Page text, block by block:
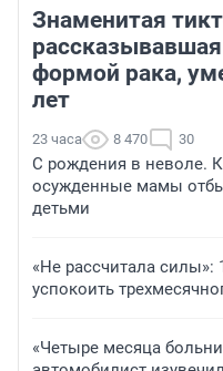
Знаменитая
формой рака,
лет
23 часа 8 470 30
С рождения в неволе.
осужденные мамы
детьми
«Не рассчитала силы»:
успокоить
«Четыре месяца